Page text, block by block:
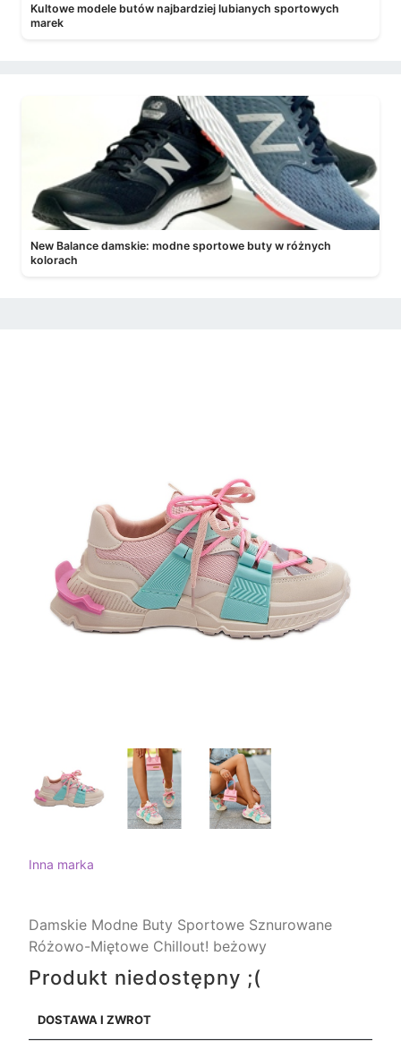
Kultowe modele butów najbardziej lubianych sportowych
marek
New Balance damskie: modne sportowe buty w różnych
kolorach
Inna marka
Damskie Modne Buty Sportowe Sznurowane
Różowo-Miętowe Chillout! beżowy
Produkt niedostępny ;(
DOSTAWA I ZWROT